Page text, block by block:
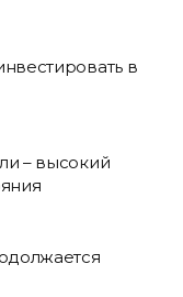
в
– высокий